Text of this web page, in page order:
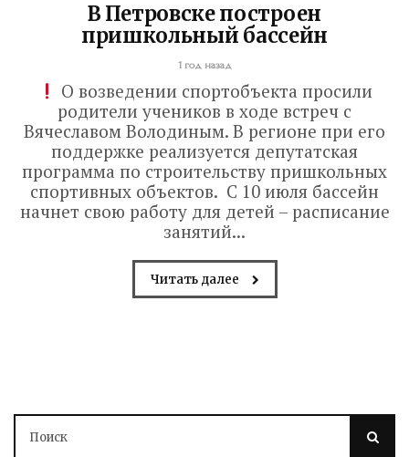
В Петровске построен
пришкольный бассейн
1 год назад
О возведении спортобъекта просили
родители учеников в ходе встреч с
Вячеславом Володиным. В регионе при его
поддержке реализуется депутатская
программа по строительству пришкольных
спортивных объектов. С 10 июля бассейн
начнет свою работу для детей – расписание
занятий...
Читать далее